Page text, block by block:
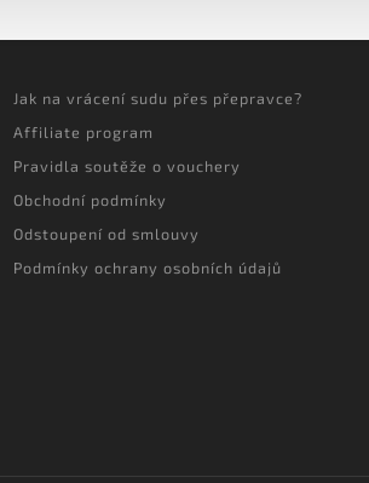
Jak na vrácení sudu přes přepravce?
Affiliate program
Pravidla soutěže o vouchery
Obchodní podmínky
Odstoupení od smlouvy
Podmínky ochrany osobních údajů